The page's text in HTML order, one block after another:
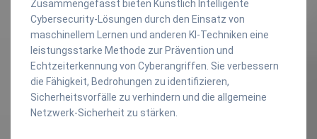
Zusammengefasst bieten Künstlich Intelligente
Cybersecurity-Lösungen durch den Einsatz von
maschinellem Lernen und anderen KI-Techniken eine
leistungsstarke Methode zur Prävention und
Echtzeiterkennung von Cyberangriffen. Sie verbessern
die Fähigkeit, Bedrohungen zu identifizieren,
Sicherheitsvorfälle zu verhindern und die allgemeine
Netzwerk-Sicherheit zu stärken.